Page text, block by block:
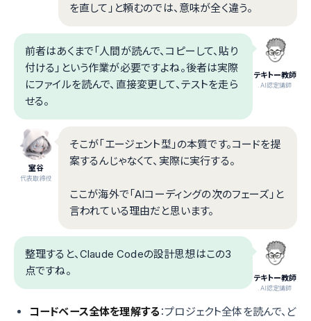
を直して」と頼むのでは、意味が全く違う。
テキトー教師
.AI認定講師
前者はあくまで「人間が読んで、コピーして、貼り
付ける」という作業が必要ですよね。後者は実際
にファイルを読んで、直接変更して、テストを走ら
せる。
室谷
代表取締役
そこが「エージェント型」の本質です。コードを提
案するんじゃなくて、実際に実行する。
ここが海外で「AIコーディングの次のフェーズ」と
言われている理由だと思います。
テキトー教師
.AI認定講師
整理すると、Claude Codeの設計思想はこの3
点ですね。
コードベース全体を理解する ：プロジェクト全体を読んで、ど